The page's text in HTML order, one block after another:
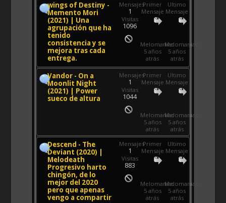
wings of Destiny -
Memento Mori
(2021) | Una
agrupación que ha
tenido
consistencia y se
mejora tras cada
entrega.
Ultimo
Mensaje
Melomaniac
5 años
atrás
Primer
Mensaje
Melomaniac
5 años
atrás
Mensajes
1
Visitas
1096
Vandor - On a
Moonlit Night
(2021) | Power
sueco de altura
Ultimo
Mensaje
Melomaniac
5 años
atrás
Primer
Mensaje
Melomaniac
5 años
atrás
Mensajes
1
Visitas
1044
Descend - The
Deviant (2020) |
Melodeath
Progresivo harto
chingón, de lo
mejor del 2020
pero que apenas
vengo a compartir
Ultimo
Mensaje
Melomaniac
5 años
atrás
Primer
Mensaje
Melomaniac
5 años
atrás
Mensajes
1
Visitas
883